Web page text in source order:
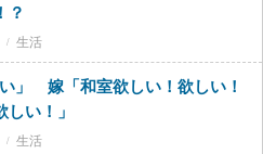
？
生活
」 嫁「和室欲しい！欲しい！
い！」
生活